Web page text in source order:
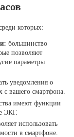
которых:
большинство
позволяют
параметры
уведомления о
с вашего смартфона.
имеют функции
ЭКГ.
использовать
в смартфоне.